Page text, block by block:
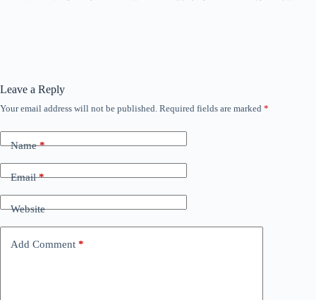
Leave a Reply
Your email address will not be published. Required fields are marked *
Name*
Email*
Website
Add Comment *